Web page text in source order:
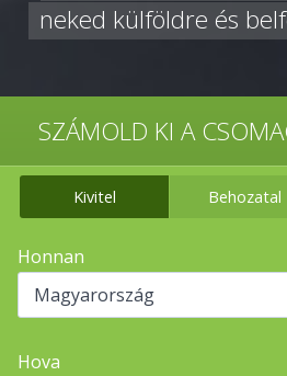
neked külföldre és
SZÁMOLD KI A
Kivitel Behozatal
Honnan
Hova